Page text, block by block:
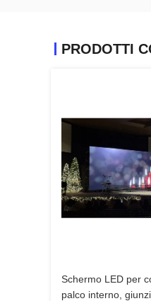
PRODOTTI
Schermo LED per
palco interno,